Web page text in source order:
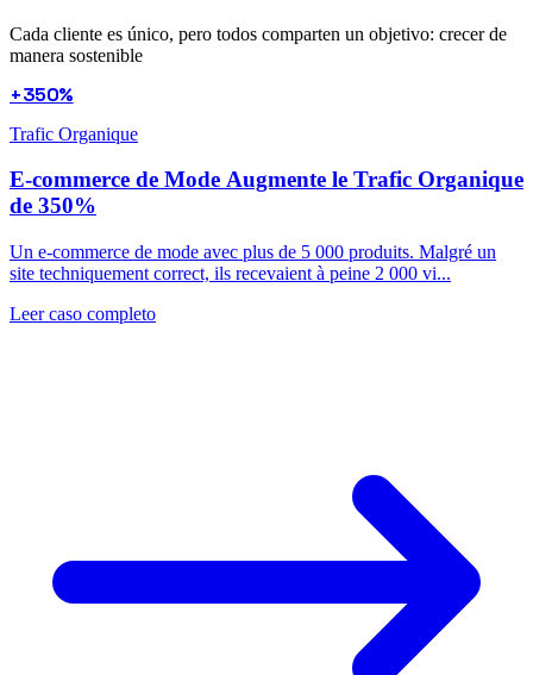
Cada cliente es único, pero todos comparten un objetivo: crecer de
manera sostenible
+350%
Trafic Organique
E-commerce de Mode Augmente le Trafic Organique
de 350%
Un e-commerce de mode avec plus de 5 000 produits. Malgré un
site techniquement correct, ils recevaient à peine 2 000 vi...
Leer caso completo